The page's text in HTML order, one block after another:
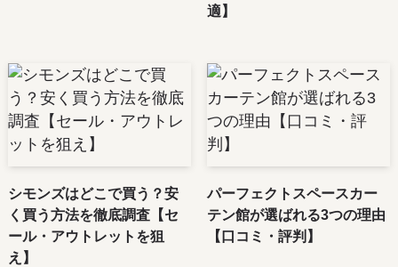
適】
シモンズはどこで買う？安
く買う方法を徹底調査【セ
ール・アウトレットを狙
え】
パーフェクトスペースカー
テン館が選ばれる3つの理由
【口コミ・評判】